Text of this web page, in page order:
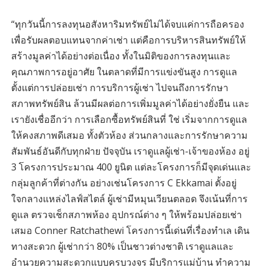
“ทุกวันนี้การลงทุนอสังหาริมทรัพย์ไม่ได้จบแค่การถือครอง
เพื่อรับผลตอบแทนจากค่าเช่า แต่คือการบริหารสินทรัพย์ให้
สร้างมูลค่าได้อย่างต่อเนื่อง ทั้งในมิติของการลงทุนและ
คุณภาพการอยู่อาศัย ในตลาดที่มีการแข่งขันสูง การดูแล
ตั้งแต่การปล่อยเช่า การบริการผู้เช่า ไปจนถึงการรักษา
สภาพทรัพย์สิน ล้วนมีผลต่อการเพิ่มมูลค่าได้อย่างยั่งยืน และ
เรายังเชื่ออีกว่า การเลือกซื้อทรัพย์สินที่ ใช่ เริ่มจากการดูแล
ให้คงสภาพดีเสมอ ทั้งตัวห้อง ส่วนกลางและการรักษาความ
สัมพันธ์อันดีกับทุกฝ่าย ปัจจุบัน เราดูแลผู้เช่า-เจ้าของห้อง อยู่
3 โครงการประมาณ 400 ยูนิต แต่ละโครงการก็มีจุดเด่นและ
กลุ่มลูกค้าที่ต่างกัน อย่างเช่นโครงการ C Ekkamai ตั้งอยู่
ใจกลางแหล่งไลฟ์สไตล์ ผู้เช่ามีหมุนเวียนตลอด จึงเน้นที่การ
ดูแล ตรวจเช็กสภาพห้อง อุปกรณ์ต่าง ๆ ให้พร้อมปล่อยเช่า
เสมอ Conner Ratchathewi โครงการนี้เด่นที่เรื่องทำเล เดิน
ทางสะดวก ผู้เช่ากว่า 80% เป็นชาวต่างชาติ เราดูแลและ
อำนวยความสะดวกแบบครบวงจร มีบริการแม่บ้าน ทำความ